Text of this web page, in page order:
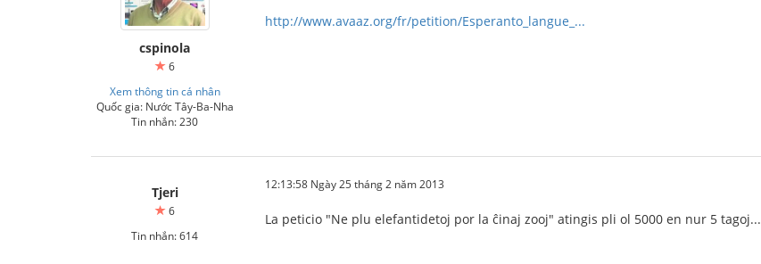
cspinola
6
Xem thông tin cá nhân
Quốc gia: Nước Tây-Ba-Nha
Tin nhắn: 230
http://www.avaaz.org/fr/petition/Esperanto_langue_...
Tjeri
6
Tin nhắn: 614
12:13:58 Ngày 25 tháng 2 năm 2013
La peticio "Ne plu elefantidetoj por la ĉinaj zooj" atingis pli ol 5000 en nur 5 tagoj...